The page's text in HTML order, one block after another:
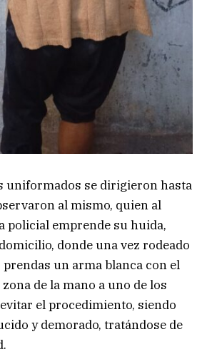
uniformados se dirigieron hasta
al mismo, quien al
policial emprende su huida,
donde una vez rodeado
prendas un arma blanca con el
de la mano a uno de los
el procedimiento, siendo
y demorado, tratándose de